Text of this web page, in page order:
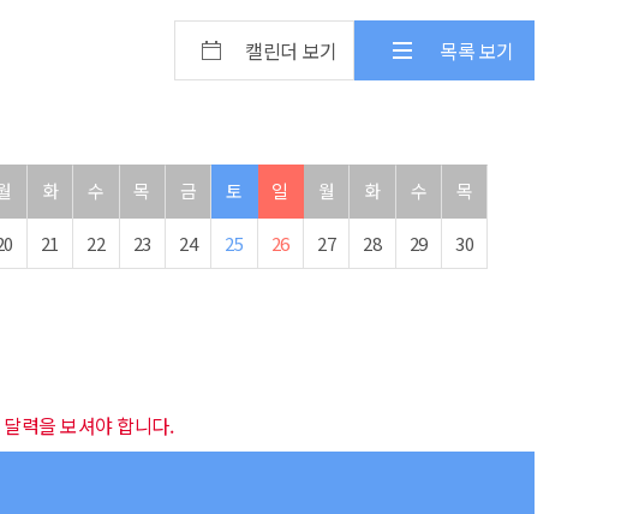
캘린더 보기 목록 보기
화 수 목 금 토 일 월 화 수 목
21 22 23 24 25 26 27 28 29 30
력을 보셔야 합니다.